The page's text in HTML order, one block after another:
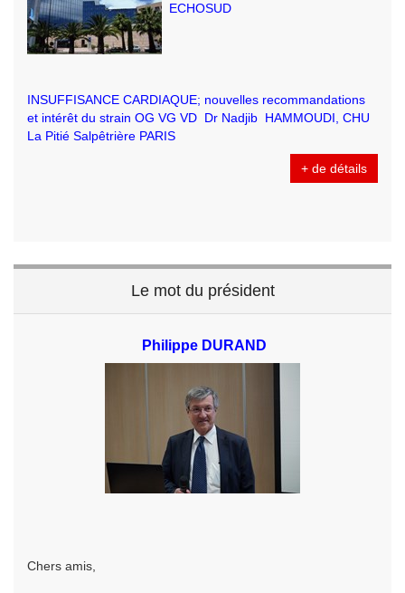
ECHOSUD
INSUFFISANCE CARDIAQUE; nouvelles recommandations
et intérêt du strain OG VG VD Dr Nadjib HAMMOUDI, CHU
La Pitié Salpêtrière PARIS
+ de détails
Le mot du président
Philippe DURAND
Chers amis,